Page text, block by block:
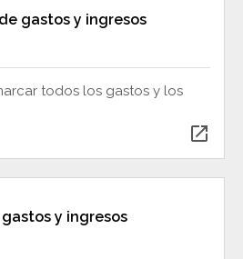
gastos y ingresos
todos los gastos y los
open_in_new
gastos y ingresos